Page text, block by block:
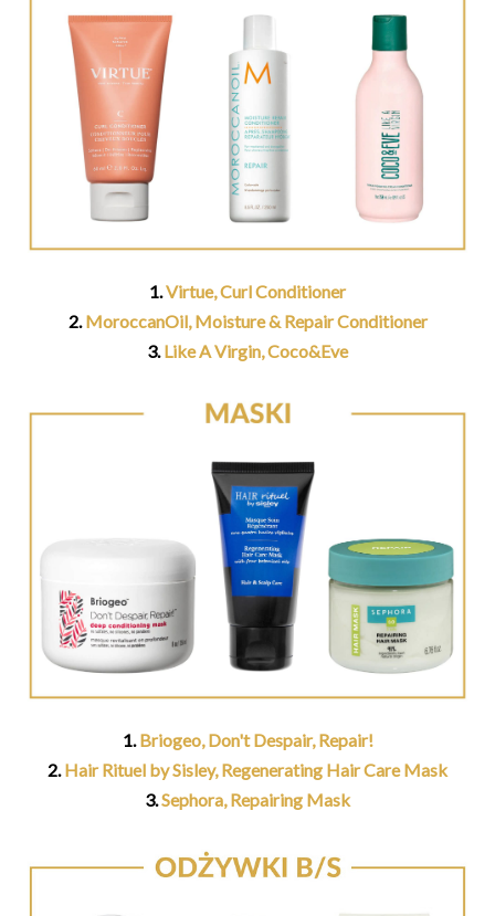
1.Virtue, Curl Conditioner
2.MoroccanOil, Moisture & Repair Conditioner
3.Like A Virgin, Coco&Eve
1. Briogeo, Don't Despair, Repair!
2. Hair Rituel by Sisley, Regenerating Hair Care Mask
3.Sephora, Repairing Mask